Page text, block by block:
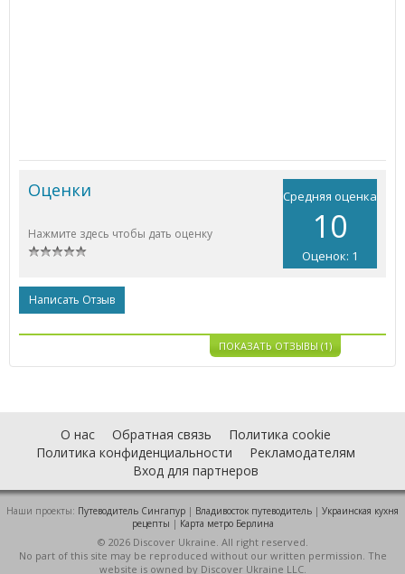
Средняя оценка
10
Оценок: 1
Оценки
Нажмите здесь чтобы дать оценку
Написать Отзыв
ПОКАЗАТЬ ОТЗЫВЫ (1)
О нас Обратная связь
Политика cookie
Политика конфиденциальности
Рекламодателям
Вход для партнеров
Наши проекты: Путеводитель Сингапур | Владивосток путеводитель | Украинская кухня
рецепты | Карта метро Берлина
© 2026 Discover Ukraine. All right reserved.
No part of this site may be reproduced without our written permission. The
website is owned by Discover Ukraine LLC.